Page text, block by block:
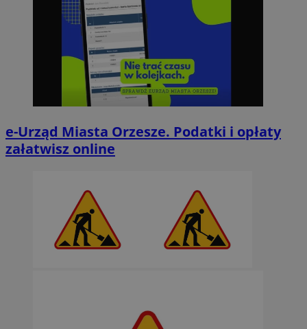
e-Urząd Miasta Orzesze. Podatki i opłaty
załatwisz online